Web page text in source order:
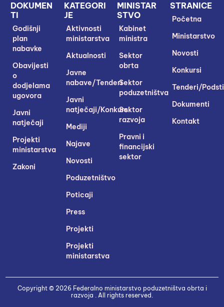
STRANICE
Početna
Ministarstvo
Novosti
Konkursi
Tenderi/
Dokumenti
Kontakt
MINISTAR
STVO
Kabinet
ministra
Sektor
obrta
Sektor
poduzetništva
Sektor
razvoja
Pravni i
financijski
sektor
KATEGORI
JE
Aktivnosti
ministarstva
Aktualnosti
Javne
nabave/Tenderi
Javni
natječaji/Konkursi
Mediji
Najave
Novosti
Poduzetništvo
Poticaji
Press
Projekti
Projekti
ministarstva
DOKUMEN
TI
Godišnji
plan
nabavke
Obavijesti
o
dodjelama
ugovora
Javni
natječaji
Projekti
ministarstva
Zakoni
Copyright © 2026 Federalno ministarstvo poduzetništva obrta i
razvoja . All rights reserved.